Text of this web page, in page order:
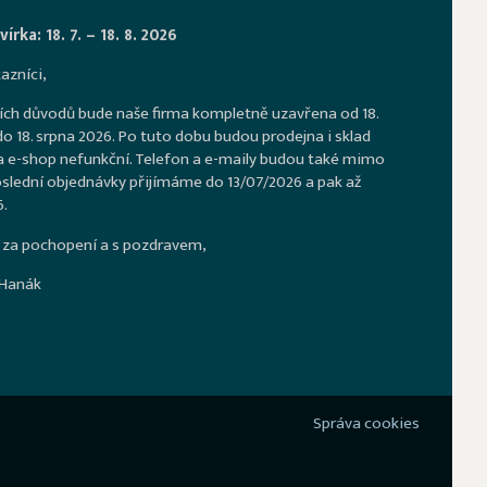
18. 7. – 18. 8. 2026
důvodů bude naše firma kompletně uzavřena od 18.
18. srpna 2026. Po tuto dobu budou prodejna i sklad
e-shop nefunkční. Telefon a e-maily budou také mimo
objednávky přijímáme do 13/07/2026 a pak až
pochopení a s pozdravem,
Správa cookies